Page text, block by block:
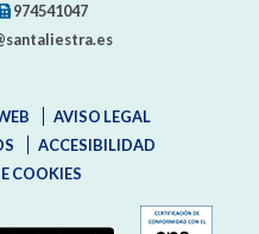
974541047
AVISO LEGAL
ACCESIBILIDAD
COOKIES